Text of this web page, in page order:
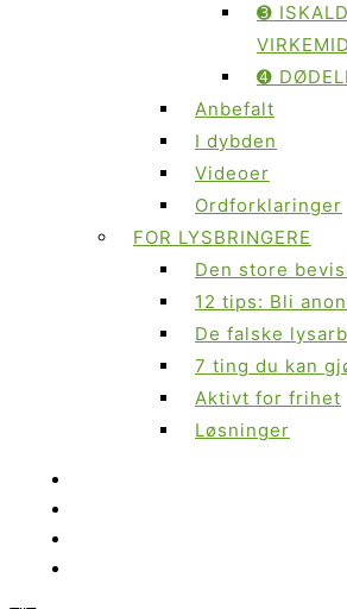
➌
➍
Anbefalt
I dybden
Videoer
Ordforklaringer
FOR LYSBRINGERE
Den store
12 tips: Bli
De falske
7 ting du kan
Aktivt for frihet
Løsninger